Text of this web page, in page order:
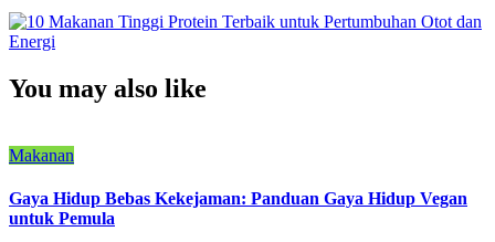
You may also like
Makanan
Gaya Hidup Bebas Kekejaman: Panduan Gaya Hidup Vegan
untuk Pemula